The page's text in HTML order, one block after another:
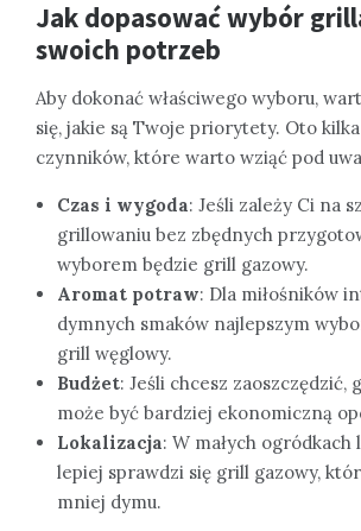
Jak dopasować wybór
swoich potrzeb
Aby dokonać właściwego wyboru,
się, jakie są Twoje priorytety. Oto
czynników, które warto wziąć pod
Czas i wygoda: Jeśli zależy Ci na
grillowaniu bez zbędnych
wyborem będzie grill gazowy.
Aromat potraw: Dla miłośników
dymnych smaków najlepszym
grill węglowy.
Budżet: Jeśli chcesz zaoszczędzić,
może być bardziej ekonomiczną
Lokalizacja: W małych ogródkach
lepiej sprawdzi się grill gazowy,
mniej dymu.